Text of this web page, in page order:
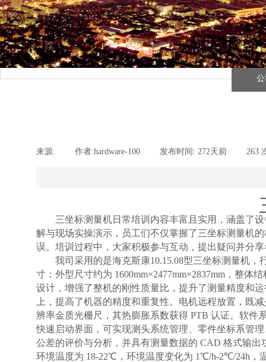
来源: 作者:hardware-100 发布时间: 272天前 263
三坐标测量机日常培训内容丰富且实用，涵盖了
解与现场实操演示，员工们不仅掌握了三坐标测量机
误。培训过程中，大家积极参与互动，提出疑问并分
我司采用的是海克斯康10.15.08型三坐标测量机，
寸：外型尺寸约为 1600mm×2477mm×2837mm，整
设计，增强了整机的刚性质量比，提升了测量精度和
上，提高了机器的精度和重复性。电机远程放置，既
辨率金质光栅尺，其热膨胀系数获得 PTB 认证。软件
快速启动界面，可实现测头系统管理、零件坐标系管
公差的评价与分析，并具有测量数据的 CAD 格式输
环境温度为 18-22℃，环境温度变化为 1℃/h-2℃/24h，